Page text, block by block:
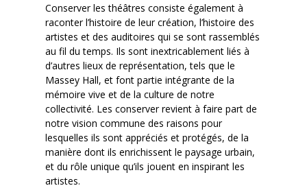
Conserver les théâtres consiste également à
raconter l’histoire de leur création, l’histoire des
artistes et des auditoires qui se sont rassemblés
au fil du temps. Ils sont inextricablement liés à
d’autres lieux de représentation, tels que le
Massey Hall, et font partie intégrante de la
mémoire vive et de la culture de notre
collectivité. Les conserver revient à faire part de
notre vision commune des raisons pour
lesquelles ils sont appréciés et protégés, de la
manière dont ils enrichissent le paysage urbain,
et du rôle unique qu’ils jouent en inspirant les
artistes.